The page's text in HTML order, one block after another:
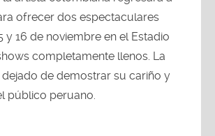
ofrecer dos espectaculares
y 16 de noviembre en el Estadio
completamente llenos. La
de demostrar su cariño y
público peruano.